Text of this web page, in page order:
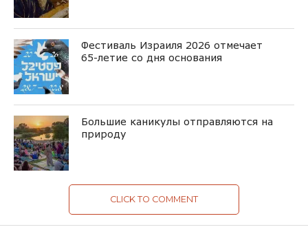
Фестиваль Израиля 2026 отмечает
65-летие со дня основания
Большие каникулы отправляются на
природу
CLICK TO COMMENT